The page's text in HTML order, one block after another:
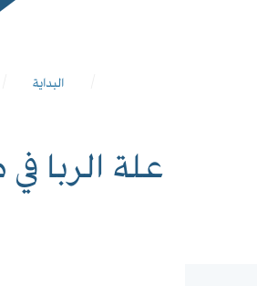
البداية
علة الربا